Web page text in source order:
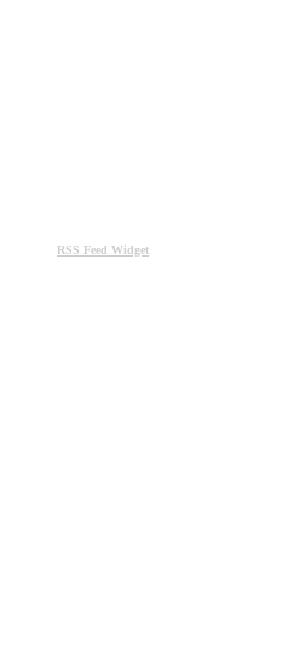
RSS Feed Widget